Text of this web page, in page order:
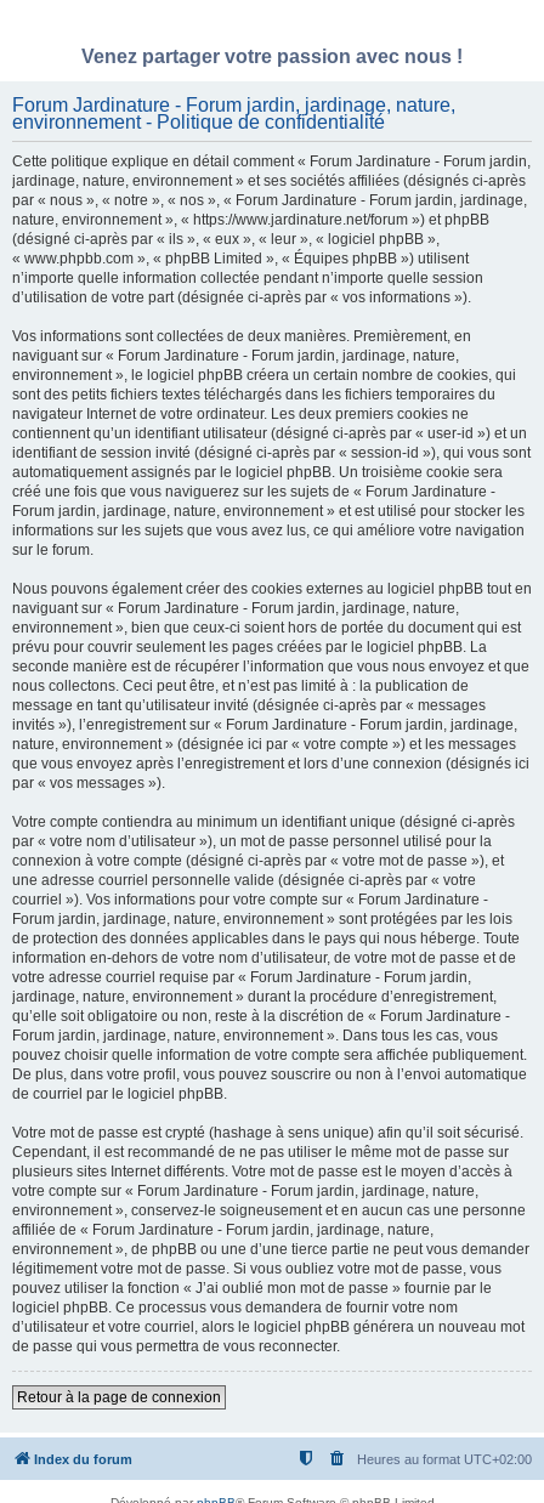
Venez partager votre passion avec nous !
Forum Jardinature - Forum jardin, jardinage, nature,
environnement - Politique de confidentialité
Cette politique explique en détail comment « Forum Jardinature - Forum jardin,
jardinage, nature, environnement » et ses sociétés affiliées (désignés ci-après
par « nous », « notre », « nos », « Forum Jardinature - Forum jardin, jardinage,
nature, environnement », « https://www.jardinature.net/forum ») et phpBB
(désigné ci-après par « ils », « eux », « leur », « logiciel phpBB »,
« www.phpbb.com », « phpBB Limited », « Équipes phpBB ») utilisent
n’importe quelle information collectée pendant n’importe quelle session
d’utilisation de votre part (désignée ci-après par « vos informations »).
Vos informations sont collectées de deux manières. Premièrement, en
naviguant sur « Forum Jardinature - Forum jardin, jardinage, nature,
environnement », le logiciel phpBB créera un certain nombre de cookies, qui
sont des petits fichiers textes téléchargés dans les fichiers temporaires du
navigateur Internet de votre ordinateur. Les deux premiers cookies ne
contiennent qu’un identifiant utilisateur (désigné ci-après par « user-id ») et un
identifiant de session invité (désigné ci-après par « session-id »), qui vous sont
automatiquement assignés par le logiciel phpBB. Un troisième cookie sera
créé une fois que vous naviguerez sur les sujets de « Forum Jardinature -
Forum jardin, jardinage, nature, environnement » et est utilisé pour stocker les
informations sur les sujets que vous avez lus, ce qui améliore votre navigation
sur le forum.
Nous pouvons également créer des cookies externes au logiciel phpBB tout en
naviguant sur « Forum Jardinature - Forum jardin, jardinage, nature,
environnement », bien que ceux-ci soient hors de portée du document qui est
prévu pour couvrir seulement les pages créées par le logiciel phpBB. La
seconde manière est de récupérer l’information que vous nous envoyez et que
nous collectons. Ceci peut être, et n’est pas limité à : la publication de
message en tant qu’utilisateur invité (désignée ci-après par « messages
invités »), l’enregistrement sur « Forum Jardinature - Forum jardin, jardinage,
nature, environnement » (désignée ici par « votre compte ») et les messages
que vous envoyez après l’enregistrement et lors d’une connexion (désignés ici
par « vos messages »).
Votre compte contiendra au minimum un identifiant unique (désigné ci-après
par « votre nom d’utilisateur »), un mot de passe personnel utilisé pour la
connexion à votre compte (désigné ci-après par « votre mot de passe »), et
une adresse courriel personnelle valide (désignée ci-après par « votre
courriel »). Vos informations pour votre compte sur « Forum Jardinature -
Forum jardin, jardinage, nature, environnement » sont protégées par les lois
de protection des données applicables dans le pays qui nous héberge. Toute
information en-dehors de votre nom d’utilisateur, de votre mot de passe et de
votre adresse courriel requise par « Forum Jardinature - Forum jardin,
jardinage, nature, environnement » durant la procédure d’enregistrement,
qu’elle soit obligatoire ou non, reste à la discrétion de « Forum Jardinature -
Forum jardin, jardinage, nature, environnement ». Dans tous les cas, vous
pouvez choisir quelle information de votre compte sera affichée publiquement.
De plus, dans votre profil, vous pouvez souscrire ou non à l’envoi automatique
de courriel par le logiciel phpBB.
Votre mot de passe est crypté (hashage à sens unique) afin qu’il soit sécurisé.
Cependant, il est recommandé de ne pas utiliser le même mot de passe sur
plusieurs sites Internet différents. Votre mot de passe est le moyen d’accès à
votre compte sur « Forum Jardinature - Forum jardin, jardinage, nature,
environnement », conservez-le soigneusement et en aucun cas une personne
affiliée de « Forum Jardinature - Forum jardin, jardinage, nature,
environnement », de phpBB ou une d’une tierce partie ne peut vous demander
légitimement votre mot de passe. Si vous oubliez votre mot de passe, vous
pouvez utiliser la fonction « J’ai oublié mon mot de passe » fournie par le
logiciel phpBB. Ce processus vous demandera de fournir votre nom
d’utilisateur et votre courriel, alors le logiciel phpBB générera un nouveau mot
de passe qui vous permettra de vous reconnecter.
Retour à la page de connexion
Index du forum Heures au format UTC+02:00